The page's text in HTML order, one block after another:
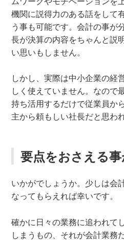
機関に説得力のある話をして
う事も可能です。会計の事が
長が決算の内容をちゃんと説
い思いもしません。
しかし、実際は中小企業の経
しく使えていません。なので
持ち活用するだけで従業員か
主から頼もしい社長だと思わ
要点をおさえる
いかがでしょうか。少しは会
なってもらえれば幸いです。
確かに日々の業務に追われて
しまうもの、それが会計業務